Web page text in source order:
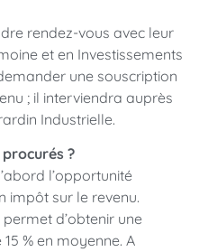
rendez-vous avec leur
et en Investissements
une souscription
; il interviendra auprès
Industrielle.
?
l’opportunité
impôt sur le revenu.
permet d’obtenir une
% en moyenne. A